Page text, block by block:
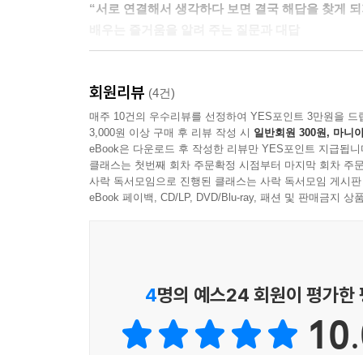
“서로 연결해서 생각하다 보면 결국 해답을 찾게
그럴까? 모든 현상은 서로 연결돼 있기 때문이다.
하고, 증발하기도 하니까 말이다. 기압과 날씨의
때문이다. 이처럼 아르테미시아가 질문하면, 파
경험을 서로 연결해서 생각하고 난 다음 “알겠어
평생 날씨를 연구해 온 학자가
지식을 재미있는 비유를 들어 쉽게 설명한다. 산
예보의 정확성을 떨어지는 ‘종이’에 비유하고, 물
회원리뷰 (4건)
매주 10건의 우수리뷰를 선정하여 YES포인트 3만원을 드
3,000원 이상 구매 후 리뷰 작성 시 일반회원 300원, 마니
eBook은 다운로드 후 작성한 리뷰만 YES포인트 지급됩니
클래스는 첫번째 회차 주문확정 시점부터 마지막 회차 주
사락 독서모임으로 진행된 클래스는 사락 독서모임 게시
eBook 페이백, CD/LP, DVD/Blu-ray, 패션 및 판매금지 상
4명의 예스24 회원이 평가한